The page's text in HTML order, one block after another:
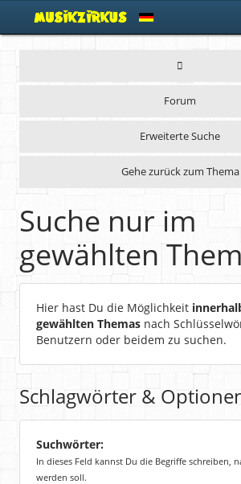
Forum
Erweiterte Suche
Gehe zurück zum Thema
Suche nur im
gewählten
Hier hast Du die Möglichkeit
gewählten Themas nach
Benutzern oder beidem zu suchen.
Schlagwörter &
Suchwörter:
In dieses Feld kannst Du die Begriffe schreiben,
werden soll.